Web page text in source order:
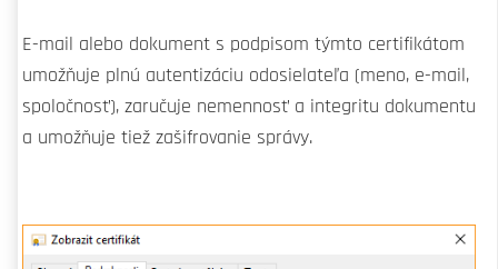
E-mail alebo dokument s podpisom týmto certifikátom
umožňuje plnú autentizáciu odosielateľa (meno, e-mail,
spoločnosť), zaručuje nemennosť a integritu dokumentu
a umožňuje tiež zašifrovanie správy.